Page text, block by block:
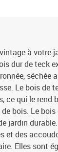
à votre
dur de teck
séchée
Le bois de
ce qui le rend
bois. Le
jardin durable.
et des
Elles sont